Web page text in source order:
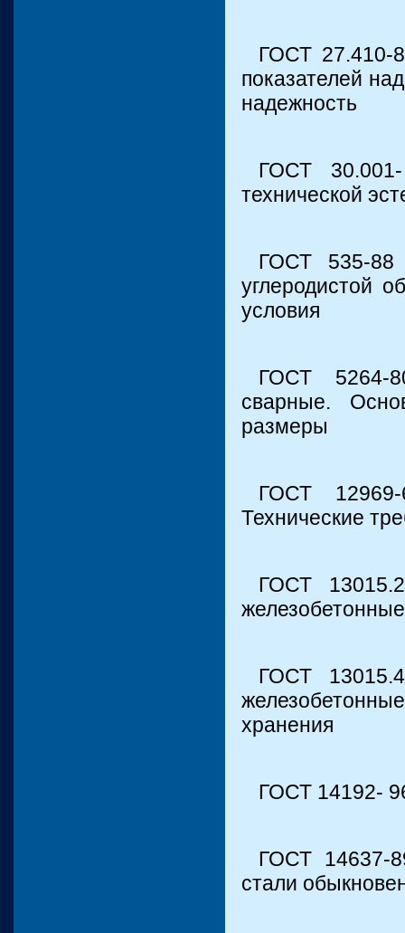
ГОСТ 27.410-
показателей
надежность
ГОСТ
технической
ГОСТ 535-88
углеродистой
условия
ГОСТ 5264-
сварные.
размеры
ГОСТ
Технические
ГОСТ
ГОСТ
хранения
ГОСТ 14192-
ГОСТ 14637-
стали